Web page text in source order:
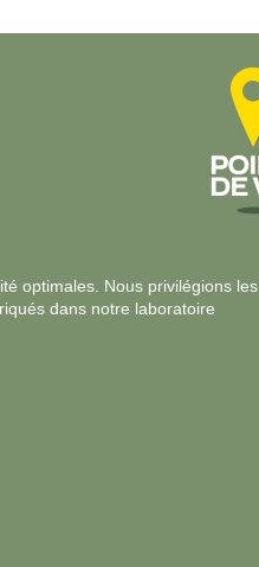
optimales. Nous privilégions les
dans notre laboratoire